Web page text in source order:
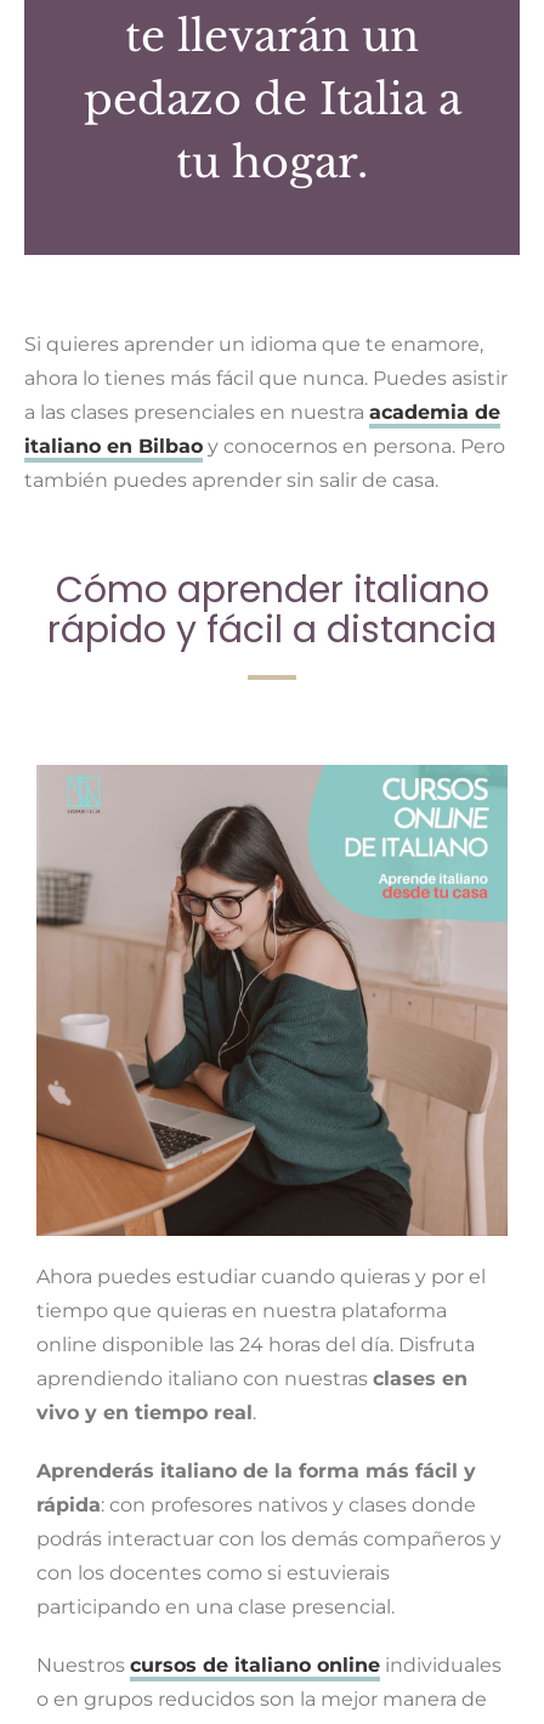
te llevarán un
pedazo de Italia a
tu hogar.
Si quieres aprender un idioma que te enamore,
ahora lo tienes más fácil que nunca. Puedes asistir
a las clases presenciales en nuestra academia de
italiano en Bilbao y conocernos en persona. Pero
también puedes aprender sin salir de casa.
Cómo aprender italiano
rápido y fácil a distancia
Ahora puedes estudiar cuando quieras y por el
tiempo que quieras en nuestra plataforma
online disponible las 24 horas del día. Disfruta
aprendiendo italiano con nuestras clases en
vivo y en tiempo real.
Aprenderás italiano de la forma más fácil y
rápida: con profesores nativos y clases donde
podrás interactuar con los demás compañeros y
con los docentes como si estuvierais
participando en una clase presencial.
Nuestros cursos de italiano online individuales
o en grupos reducidos son la mejor manera de